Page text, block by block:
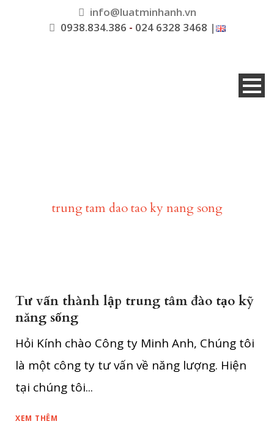
info@luatminhanh.vn
0938.834.386 - 024 6328 3468 |
trung tam dao tao ky nang song
Tư vấn thành lập trung tâm đào tạo kỹ
năng sống
Hỏi Kính chào Công ty Minh Anh, Chúng tôi
là một công ty tư vấn về năng lượng. Hiện
tại chúng tôi...
XEM THÊM